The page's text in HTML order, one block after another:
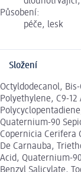
Působení:
péče, lesk
Složení
Octyldodecanol,
Polyethylene, C9-
Quaternium-90
Copernicia Cerifera
De Carnauba,
Acid, Quaternium-